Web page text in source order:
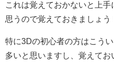
これは覚えておかないと上
思うので覚えておきましょう
特に3Dの初心者の方はこう
多いと思いますし、覚えてお